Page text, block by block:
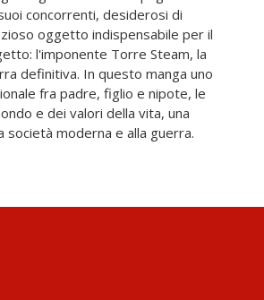
concorrenti, desiderosi di
oggetto indispensabile per il
l'imponente Torre Steam, la
definitiva. In questo manga uno
fra padre, figlio e nipote, le
e dei valori della vita, una
società moderna e alla guerra.